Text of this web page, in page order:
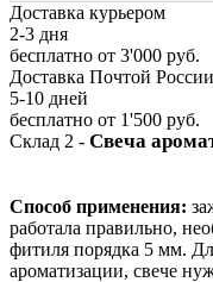
Доставка курьером
2-3 дня
бесплатно от 3'000 руб.
Доставка Почтой России
5-10 дней
бесплатно от 1'500 руб.
Склад 2 - Свеча
Способ применения:
работала правильно,
фитиля порядка 5 мм.
ароматизации, свече